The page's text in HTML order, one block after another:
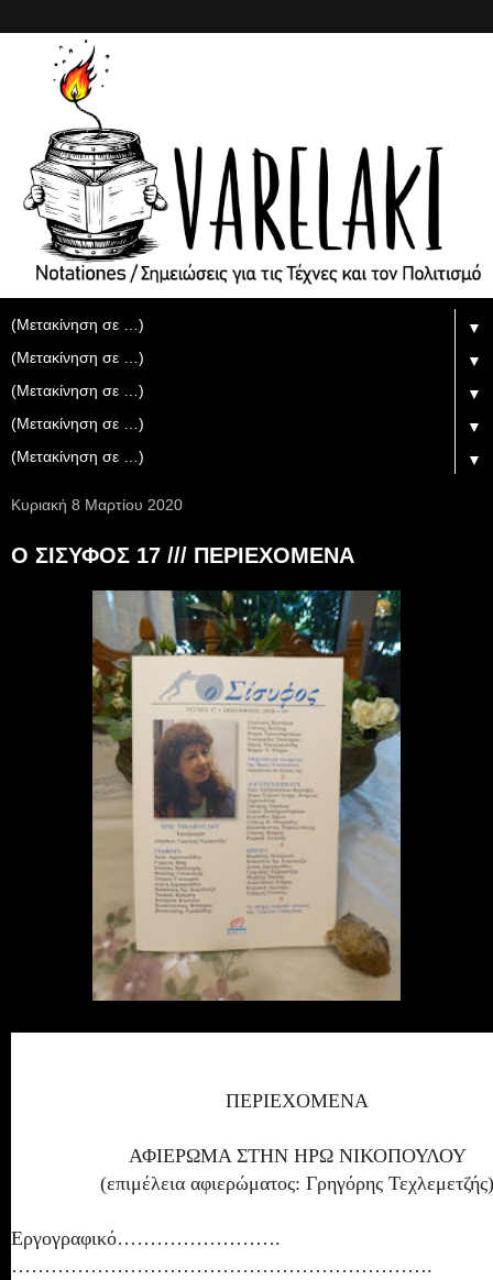
▼
▼
▼
▼
▼
Κυριακή 8 Μαρτίου 2020
Ο ΣΙΣΥΦΟΣ 17 /// ΠΕΡΙΕΧΟΜΕΝΑ
ΠΕΡΙΕΧΟΜΕΝΑ
ΑΦΙΕΡΩΜΑ ΣΤΗΝ ΗΡΩ ΝΙΚΟΠΟΥΛΟΥ
(επιμέλεια αφιερώματος: Γρηγόρης Τεχλεμετζής)
Εργογραφικό…………………….
……………………………………………………….